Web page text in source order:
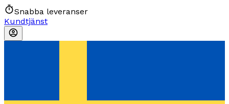
Snabba leveranser
Kundtjänst